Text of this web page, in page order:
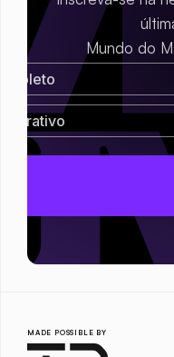
Mundo do
MADE POSSIBLE BY